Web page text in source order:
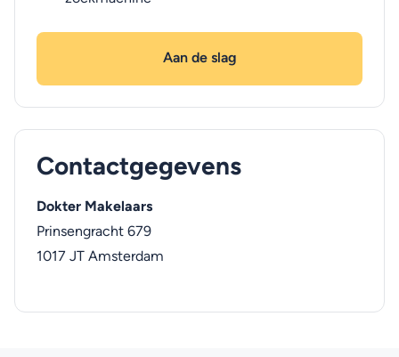
Aan de slag
Contactgegevens
Dokter Makelaars
Prinsengracht 679
1017 JT Amsterdam